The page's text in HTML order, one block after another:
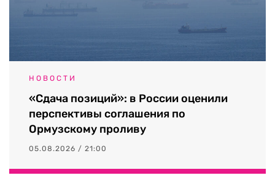
НОВОСТИ
«Сдача позиций»: в России оценили
перспективы соглашения по
Ормузскому проливу
05.08.2026 / 21:00